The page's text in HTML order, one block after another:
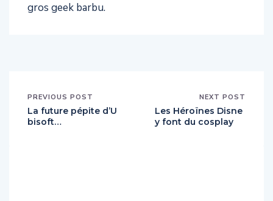
gros geek barbu.
PREVIOUS POST
La future pépite d’U
bisoft…
NEXT POST
Les Héroïnes Disne
y font du cosplay